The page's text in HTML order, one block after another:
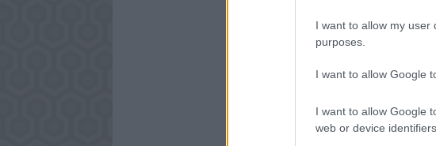
I want to allow my user
purposes.
I want to allow Google
I want to allow Google
web or device